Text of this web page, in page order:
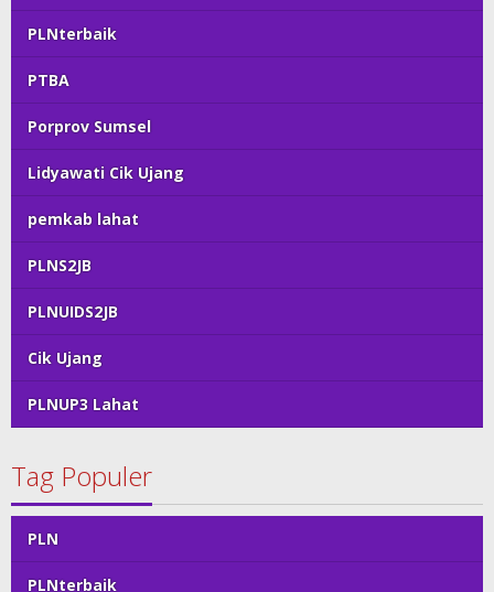
PLNterbaik
PTBA
Porprov Sumsel
Lidyawati Cik Ujang
pemkab lahat
PLNS2JB
PLNUIDS2JB
Cik Ujang
PLNUP3 Lahat
Tag Populer
PLN
PLNterbaik